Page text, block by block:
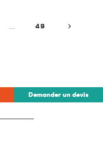
49 Suivant
Demander un devis